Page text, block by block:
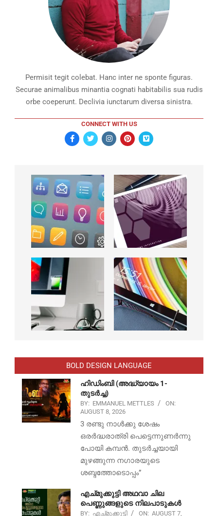
Permisit tegit colebat. Hanc inter ne sponte figuras.
Securae animalibus minantia cognati habitabilis sua rudis
orbe coeperunt. Declivia iunctarum diversa sinistra.
CONNECT WITH US
BOLD DESIGN LANGUAGE
ഹിഡിംബി (അദ്ധ്യായം 1-
തുടർച്ച)
BY: EMMANUEL METTLES
ON:
AUGUST 8, 2026
3 രണ്ടു നാൾക്കു ശേഷം
ഒരർദ്ധരാത്രി പെട്ടെന്നുണർന്നു
പോയി കമ്പൻ. തുടർച്ചയായി
മുഴങ്ങുന്ന നഗാരയുടെ
ശബ്ദത്തോടൊപ്പം”
എച്മുക്കുട്ടി അഥവാ ചില
പെണ്ണുങ്ങളുടെ നിലപാടുകൾ
BY: എച്മുക്കുട്ടി ON: AUGUST 7,